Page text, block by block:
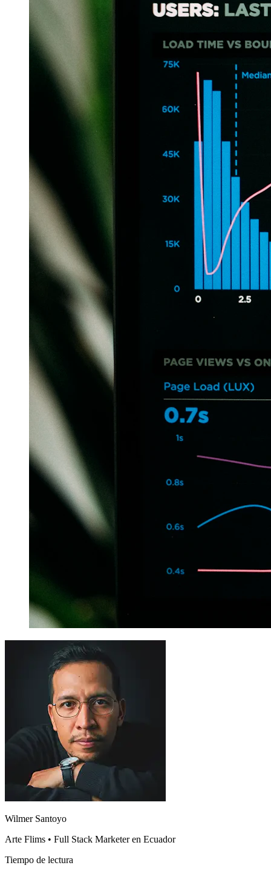
Wilmer Santoyo
Arte Flims • Full Stack Marketer en Ecuador
Tiempo de lectura